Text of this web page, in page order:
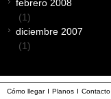
febrero 2008
(1)
diciembre 2007
(1)
Cómo llegar Planos
Contacto